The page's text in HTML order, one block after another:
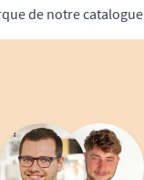
de notre catalogue